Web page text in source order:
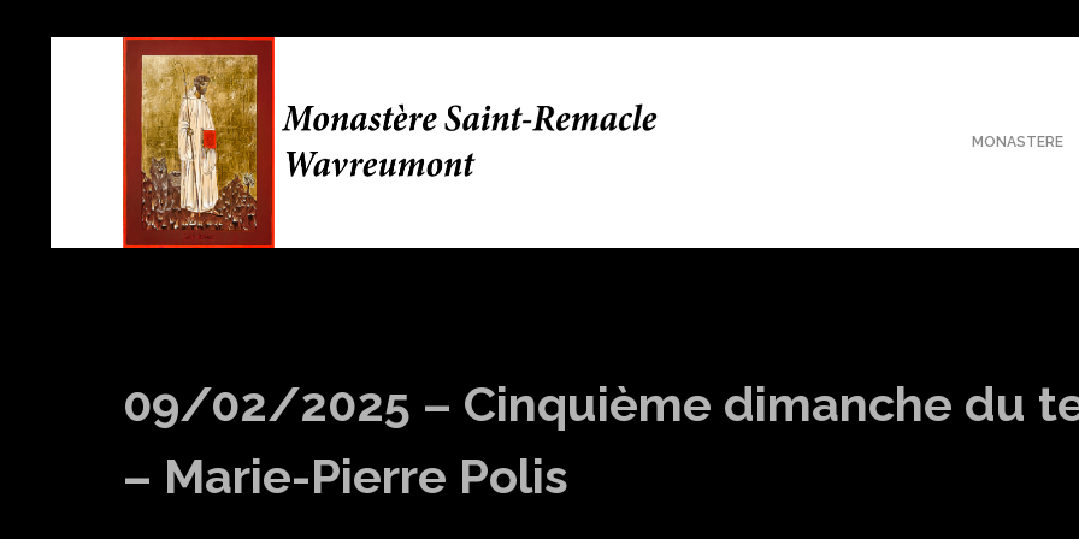
MONASTERE
09/02/2025 – Cinquième dimanche du
– Marie-Pierre Polis